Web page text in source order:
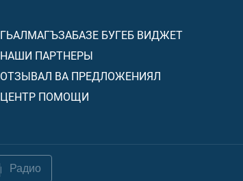
ГЬАЛМАГЪЗАБАЗЕ БУГЕБ ВИДЖЕТ
НАШИ ПАРТНЕРЫ
ОТЗЫВАЛ ВА ПРЕДЛОЖЕНИЯЛ
ЦЕНТР ПОМОЩИ
Радио